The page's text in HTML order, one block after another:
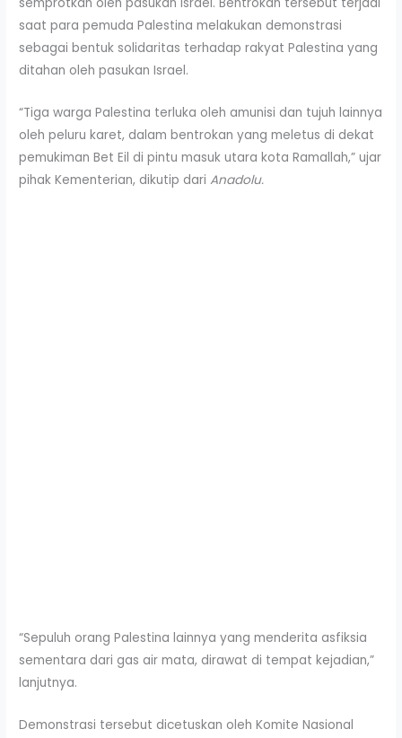
saat para pemuda Palestina melakukan demonstrasi
sebagai bentuk solidaritas terhadap rakyat Palestina yang
ditahan oleh pasukan Israel.
“Tiga warga Palestina terluka oleh amunisi dan tujuh lainnya
oleh peluru karet, dalam bentrokan yang meletus di dekat
pemukiman Bet Eil di pintu masuk utara kota Ramallah,” ujar
pihak Kementerian, dikutip dari Anadolu.
“Sepuluh orang Palestina lainnya yang menderita asfiksia
sementara dari gas air mata, dirawat di tempat kejadian,”
lanjutnya.
Demonstrasi tersebut dicetuskan oleh Komite Nasional